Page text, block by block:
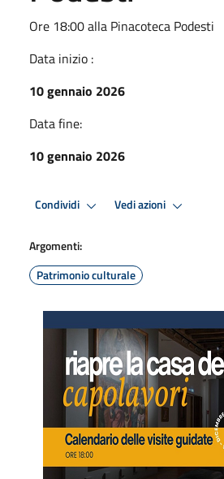
Ore 18:00 alla Pinacoteca Podesti
Data inizio :
10 gennaio 2026
Data fine:
10 gennaio 2026
Condividi Vedi azioni
Argomenti:
Patrimonio culturale